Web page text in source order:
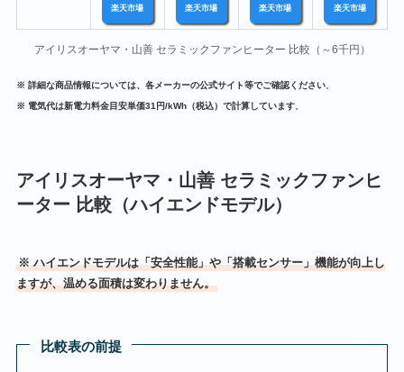
楽天市場 楽天市場 楽天市場 楽天市場
アイリスオーヤマ・山善 セラミックファンヒーター 比較（～6千円）
※ 詳細な商品情報については、各メーカーの公式サイト等でご確認ください。
※ 電気代は新電力料金目安単価31円/kWh（税込）で計算しています。
アイリスオーヤマ・山善 セラミックファンヒ
ーター 比較（ハイエンドモデル）
※ ハイエンドモデルは「安全性能」や「搭載センサー」機能が向上し
ますが、温める面積は変わりません。
比較表の前提